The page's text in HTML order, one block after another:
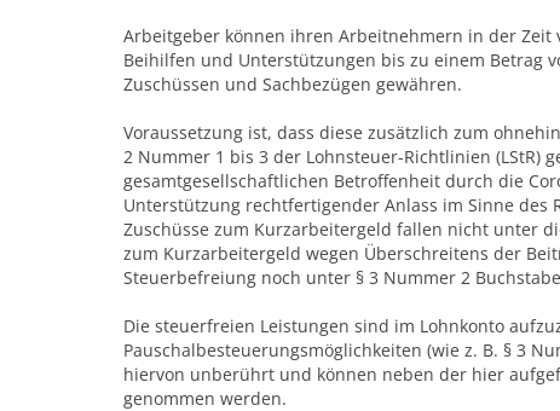
Arbeitgeber können ihren Arbeitnehmern in der Zeit
Beihilfen und Unterstützungen bis zu einem Betrag
Zuschüssen und Sachbezügen gewähren.
Voraussetzung ist, dass diese zusätzlich zum
2 Nummer 1 bis 3 der Lohnsteuer-Richtlinien
gesamtgesellschaftlichen Betroffenheit durch die
Unterstützung rechtfertigender Anlass im Sinne des
Zuschüsse zum Kurzarbeitergeld fallen nicht unter
zum Kurzarbeitergeld wegen Überschreitens der
Steuerbefreiung noch unter § 3 Nummer 2 Buchstabe
Die steuerfreien Leistungen sind im Lohnkonto
Pauschalbesteuerungsmöglichkeiten (wie z. B. § 3
hiervon unberührt und können neben der hier
genommen werden.